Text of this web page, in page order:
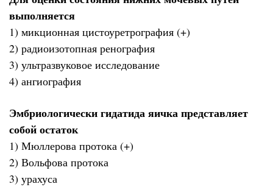
выполняется
1) микционная цистоуретрография (+)
2) радиоизотопная ренография
3) ультразвуковое исследование
4) ангиография
Эмбриологически гидатида яичка представляет
собой остаток
1) Мюллерова протока (+)
2) Вольфова протока
3) урахуса